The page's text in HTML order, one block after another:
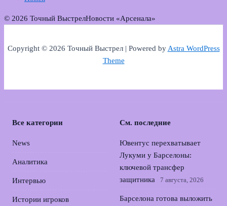
© 2026 Точный ВыстрелНовости «Арсенала»
Copyright © 2026 Точный Выстрел | Powered byAstra WordPress
Theme
Все категории
News
Аналитика
Интервью
Истории игроков
См. последние
Ювентус перехватывает
Лукуми у Барселоны:
ключевой трансфер
защитника
7 августа, 2026
Барселона готова выложить